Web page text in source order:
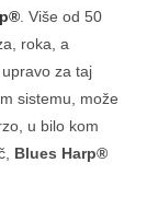
. Više od 50
roka, a
za taj
sistemu, može
u bilo kom
Blues Harp®